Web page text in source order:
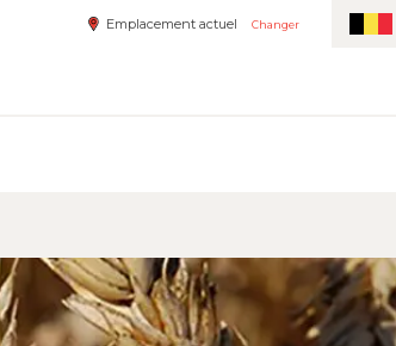
Emplacement actuel Changer